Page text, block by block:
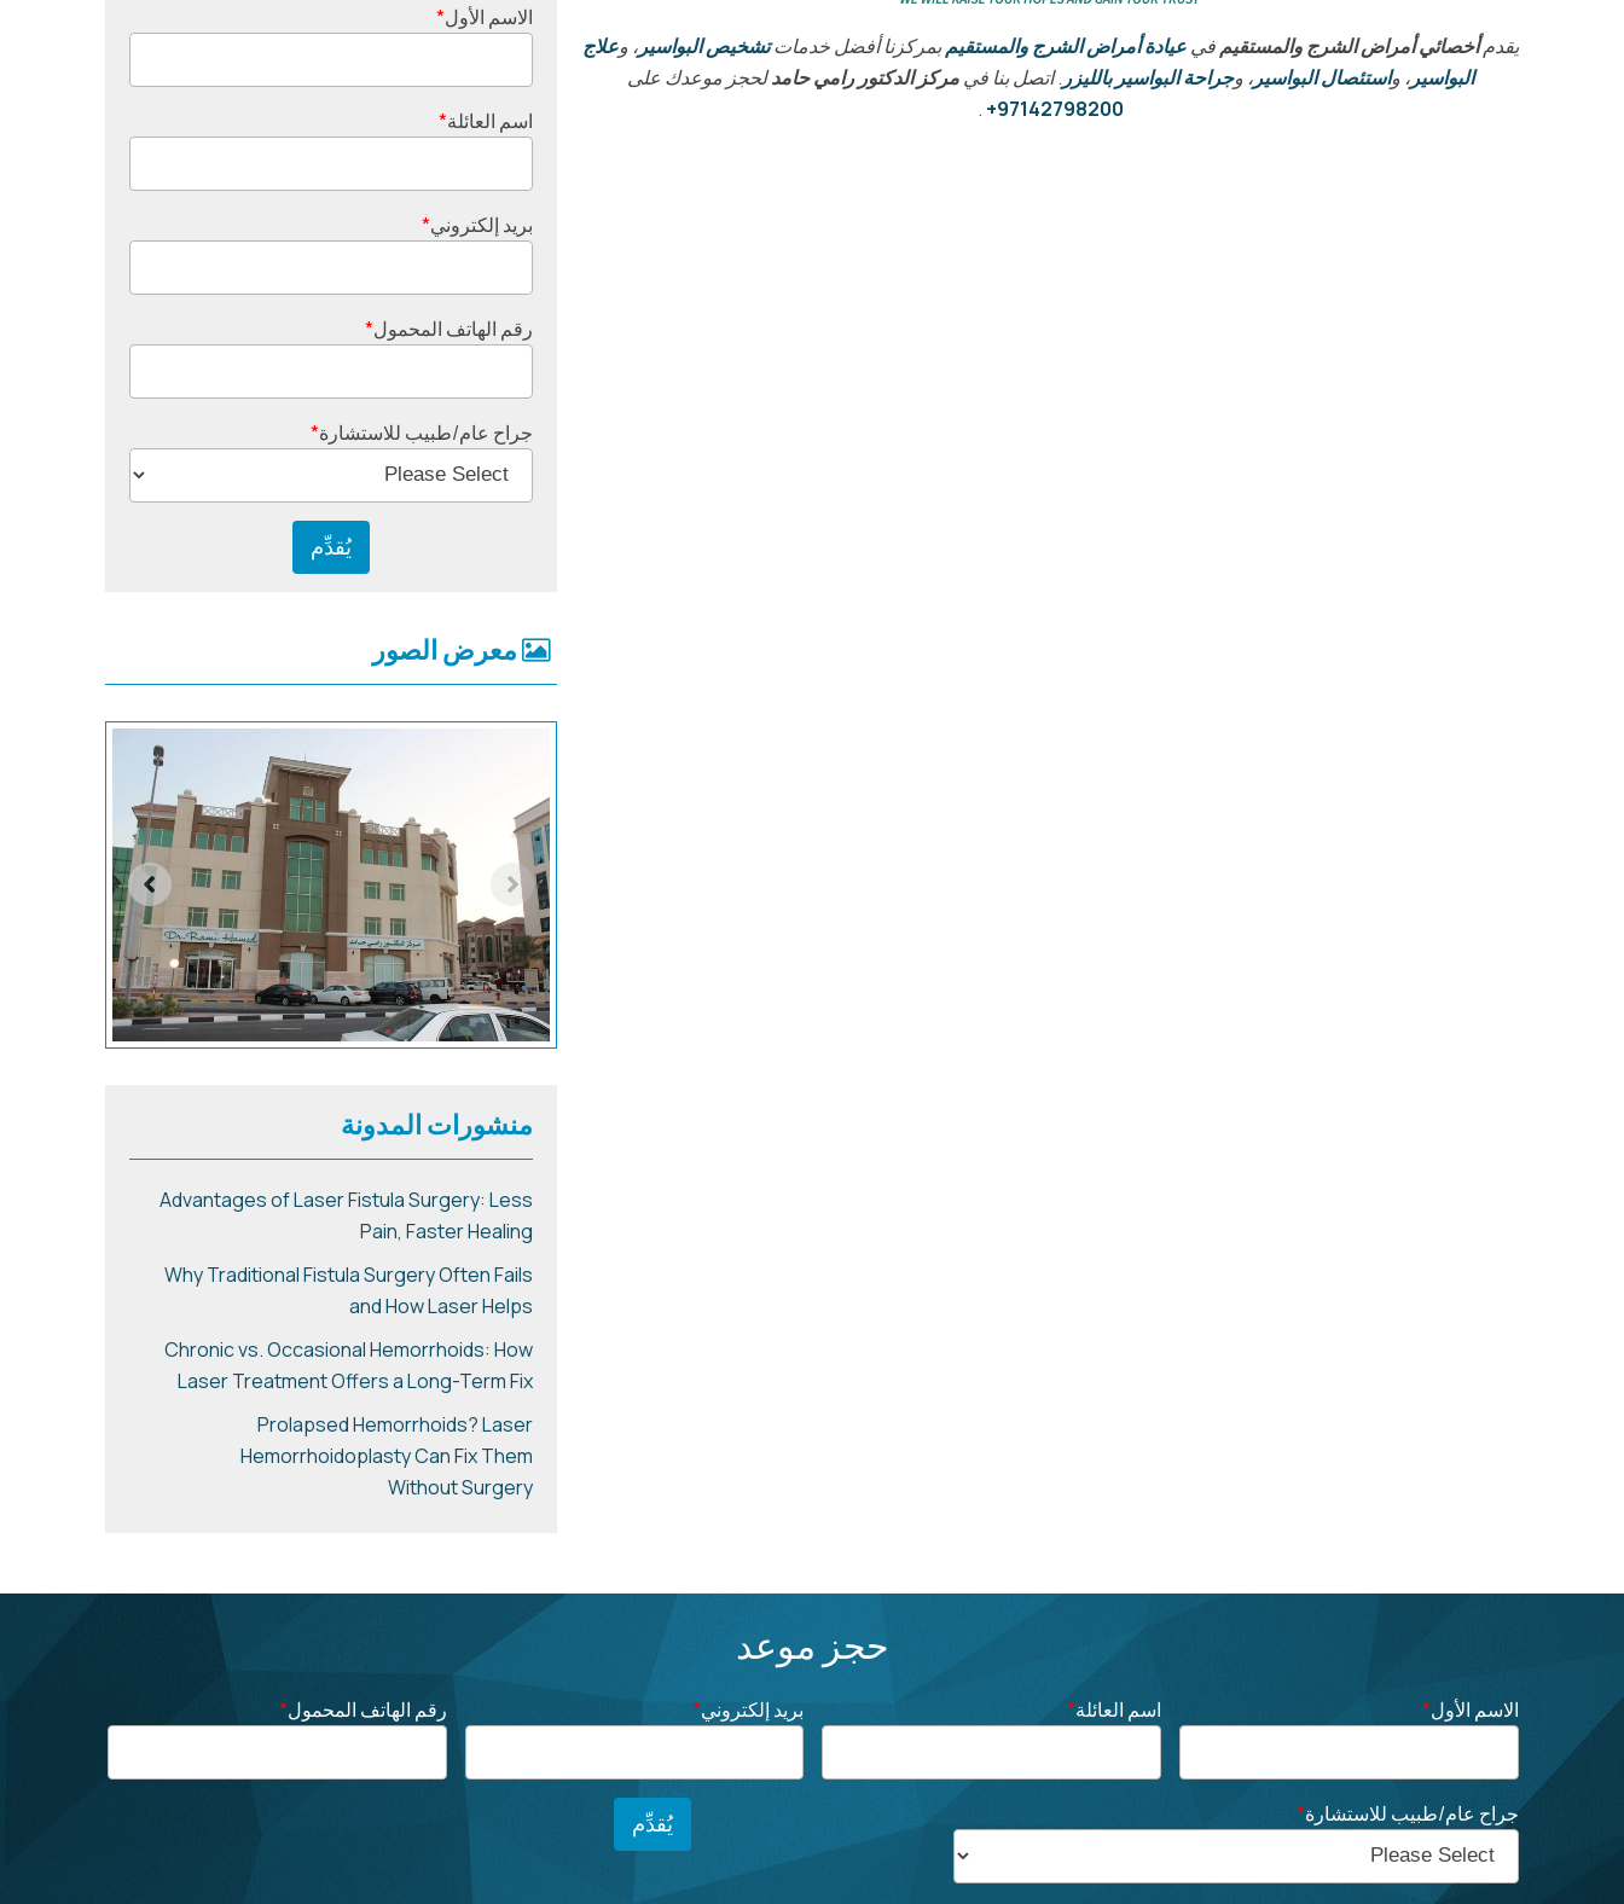
يقدمأخصائي أمراض الشرج والمستقيمفيعيادة أمراض الشرج والمستقيمبمركزنا أفضل خدماتتشخيص البواسير، وعلاج
البواسير، واستئصال البواسير، وجراحة البواسير بالليزر . اتصل بنا فيمركز الدكتور رامي حامدلحجز موعدك على
97142798200+
.
الاسم الأول*
اسم العائلة*
بريد إلكتروني*
رقم الهاتف المحمول*
جراح عام/طبيب للاستشارة*
معرض الصور
منشورات المدونة
Advantages of Laser Fistula Surgery: Less
Pain, Faster Healing
Why Traditional Fistula Surgery Often Fails
and How Laser Helps
Chronic vs. Occasional Hemorrhoids: How
Laser Treatment Offers a Long-Term Fix
Prolapsed Hemorrhoids? Laser
Hemorrhoidoplasty Can Fix Them
Without Surgery
حجز موعد
الاسم الأول* اسم العائلة* بريد إلكتروني* رقم الهاتف المحمول*
جراح عام/طبيب للاستشارة*